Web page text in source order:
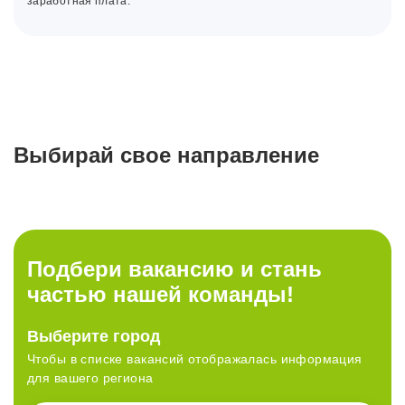
Время работать с лучшими!
Стабильность или рост?
Выбирай всё и сразу!
Развитие без границ
У нас много возможностей,
просто выбери свои
Выбирай свое направление
Подбери вакансию и стань
частью нашей команды!
Выберите город
Чтобы в списке вакансий отображалась информация
для вашего региона